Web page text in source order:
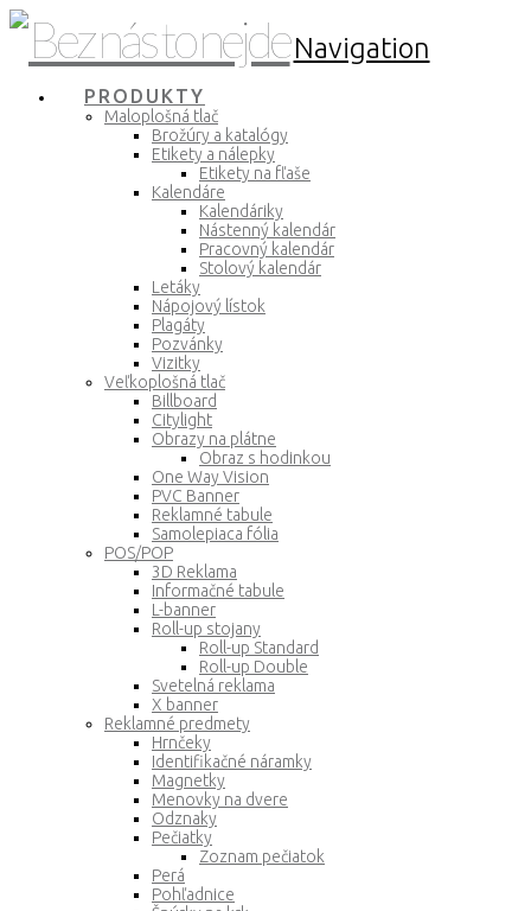
Navigation
PRODUKTY
Maloplošná tlač
Brožúry a katalógy
Etikety a nálepky
Etikety na fľaše
Kalendáre
Kalendáriky
Nástenný kalendár
Pracovný kalendár
Stolový kalendár
Letáky
Nápojový lístok
Plagáty
Pozvánky
Vizitky
Veľkoplošná tlač
Billboard
Citylight
Obrazy na plátne
Obraz s hodinkou
One Way Vision
PVC Banner
Reklamné tabule
Samolepiaca fólia
POS/POP
3D Reklama
Informačné tabule
L-banner
Roll-up stojany
Roll-up Standard
Roll-up Double
Svetelná reklama
X banner
Reklamné predmety
Hrnčeky
Identifikačné náramky
Magnetky
Menovky na dvere
Odznaky
Pečiatky
Zoznam pečiatok
Perá
Pohľadnice